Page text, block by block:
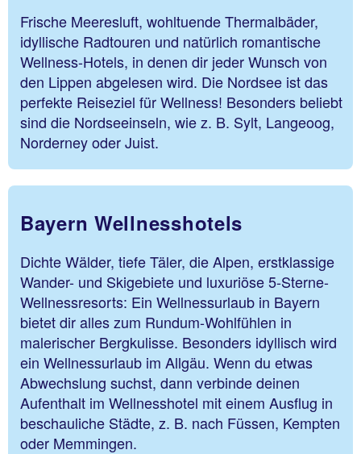
Frische Meeresluft, wohltuende Thermalbäder,
idyllische Radtouren und natürlich romantische
Wellness-Hotels, in denen dir jeder Wunsch von
den Lippen abgelesen wird. Die Nordsee ist das
perfekte Reiseziel für Wellness! Besonders beliebt
sind die Nordseeinseln, wie z. B. Sylt, Langeoog,
Norderney oder Juist.
Bayern Wellnesshotels
Dichte Wälder, tiefe Täler, die Alpen, erstklassige
Wander- und Skigebiete und luxuriöse 5-Sterne-
Wellnessresorts: Ein Wellnessurlaub in Bayern
bietet dir alles zum Rundum-Wohlfühlen in
malerischer Bergkulisse. Besonders idyllisch wird
ein Wellnessurlaub im Allgäu. Wenn du etwas
Abwechslung suchst, dann verbinde deinen
Aufenthalt im Wellnesshotel mit einem Ausflug in
beschauliche Städte, z. B. nach Füssen, Kempten
oder Memmingen.